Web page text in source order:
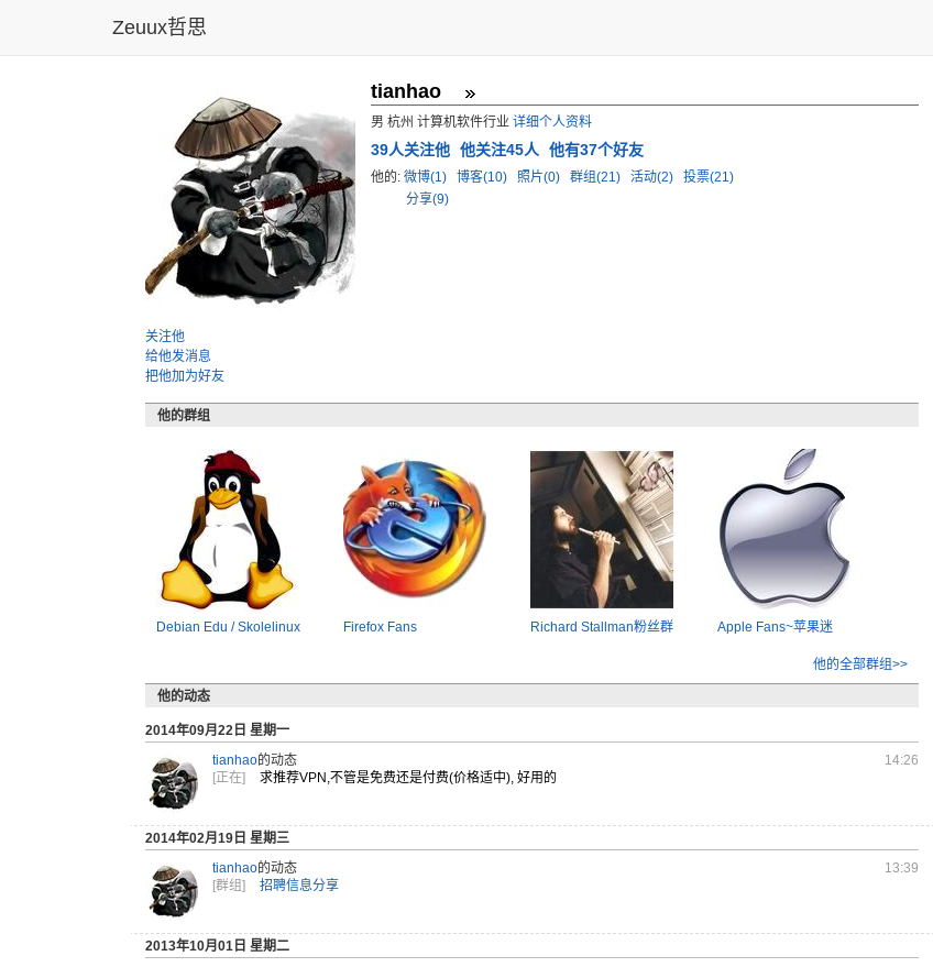
Zeuux哲思
关注他
给他发消息
把他加为好友
tianhao
男 杭州 计算机软件行业 详细个人资料
39人关注他 他关注45人 他有37个好友
他的: 微博(1) 博客(10) 照片(0) 群组(21) 活动(2)
投票(21)
分享(9)
他的群组
Debian Edu / Skolelinux Firefox Fans Richard Stallman粉丝群 Apple Fans~苹果迷
他的全部群组>>
他的动态
2014年09月22日 星期一
tianhao的动态
14:26
[正在]
求推荐VPN,不管是免费还是付费(价格适中), 好用的
2014年02月19日 星期三
tianhao的动态
13:39
[群组]
招聘信息分享
2013年10月01日 星期二